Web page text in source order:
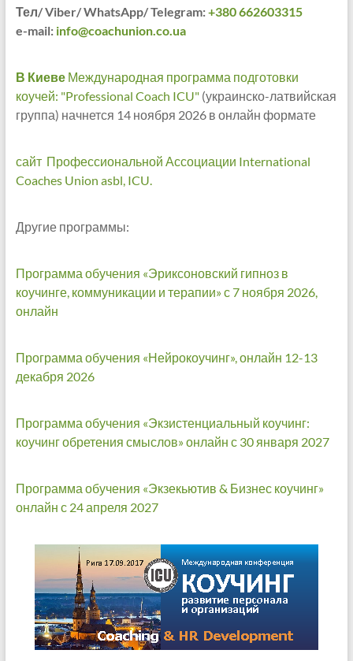
Тел/ Viber/ WhatsApp/ Telegram:+380 662603315
e-mail: info@coachunion.co.ua
В КиевеМеждународная программа подготовки
коучей: "Professional Coach ICU"(украинско-латвийская
группа) начнется 14 ноября 2026 в онлайн формате
сайт Профессиональной Ассоциации International
Coaches Union asbl, ICU.
Другие программы:
Программа обучения «Эриксоновский гипноз в
коучинге, коммуникации и терапии» с 7 ноября 2026,
онлайн
Программа обучения «Нейрокоучинг», онлайн 12-13
декабря 2026
Программа обучения «Экзистенциальный коучинг:
коучинг обретения смыслов» онлайн с 30 января 2027
Программа обучения «Экзекьютив & Бизнес коучинг»
онлайн с 24 апреля 2027